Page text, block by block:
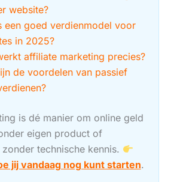
website?
een goed verdienmodel voor
in 2025?
affiliate marketing precies?
de voordelen van passief
is dé manier om online geld
eigen product of
technische kennis.
jij vandaag nog kunt starten.